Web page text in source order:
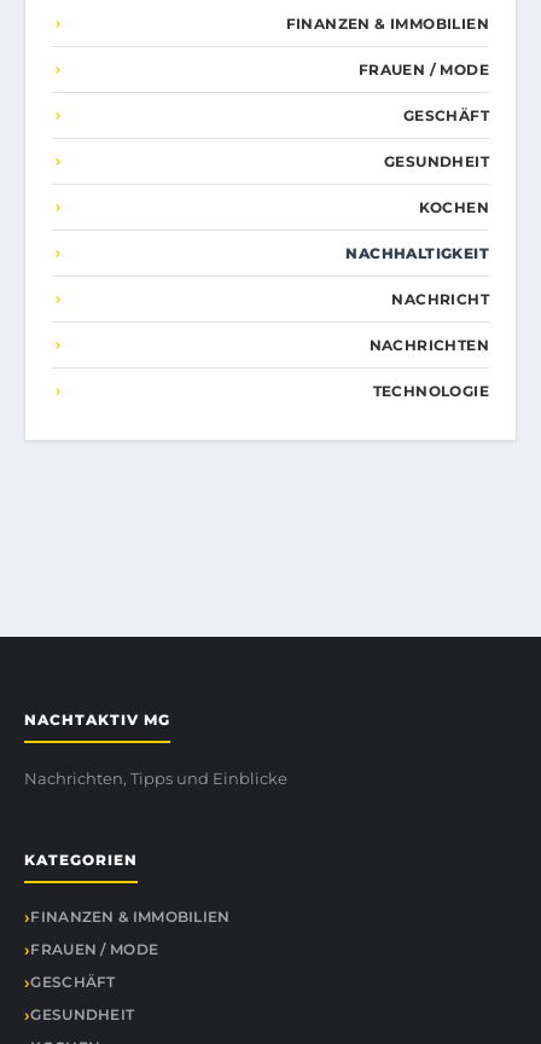
FINANZEN & IMMOBILIEN
FRAUEN / MODE
GESCHÄFT
GESUNDHEIT
KOCHEN
NACHHALTIGKEIT
NACHRICHT
NACHRICHTEN
TECHNOLOGIE
NACHTAKTIV MG
Nachrichten, Tipps und Einblicke
KATEGORIEN
FINANZEN & IMMOBILIEN
FRAUEN / MODE
GESCHÄFT
GESUNDHEIT